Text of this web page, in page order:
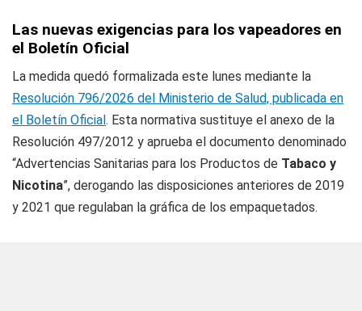
Las nuevas exigencias para los vapeadores en
el Boletín Oficial
La medida quedó formalizada este lunes mediante la
Resolución 796/2026 del Ministerio de Salud, publicada en
el Boletín Oficial. Esta normativa sustituye el anexo de la
Resolución 497/2012 y aprueba el documento denominado
“Advertencias Sanitarias para los Productos de Tabaco y
Nicotina”, derogando las disposiciones anteriores de 2019
y 2021 que regulaban la gráfica de los empaquetados.